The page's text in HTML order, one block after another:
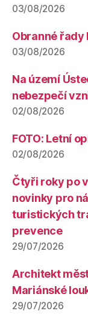
03/08/2026
Obranné
03/08/2026
Na území
nebezpečí
02/08/2026
FOTO: Letní
02/08/2026
Čtyři roky po
novinky pro
turistických
prevence
29/07/2026
Architekt
Mariánské
29/07/2026